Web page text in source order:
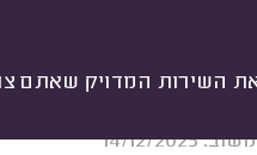
השירות המדויק שאתם
משוב: 14/12/2025